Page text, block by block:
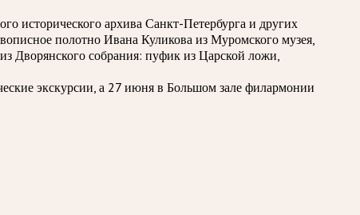
исторического архива Санкт-Петербурга и других
полотно Ивана Куликова из Муромского музея,
Дворянского собрания: пуфик из Царской ложи,
экскурсии, а 27 июня в Большом зале филармонии